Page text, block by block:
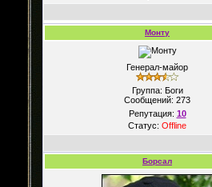
Монту
Генерал-майор
Группа: Боги
Сообщений: 273
Репутация: 10
Статус: Offline
Борсал